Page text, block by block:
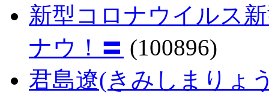
新型コロナウイルス
ナウ！〓 (100896)
君島遼(きみしまりょ